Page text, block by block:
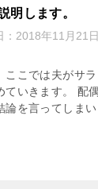
明します。
2018年11月21日
ここでは夫がサ
ていきます。 配
論を言ってしま